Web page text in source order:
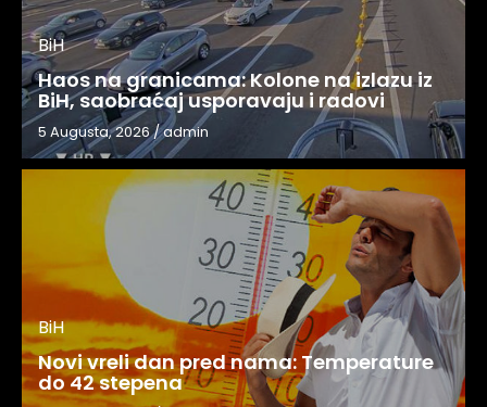
BiH
Haos na granicama: Kolone na izlazu iz
BiH, saobraćaj usporavaju i radovi
5 Augusta, 2026/admin
BiH
Novi vreli dan pred nama: Temperature
do 42 stepena